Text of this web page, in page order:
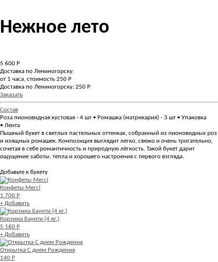
Нежное лето
5 600 Р
Доставка по Лениногорску:
от 1 часа, стоимость 250 Р
Доставка по Лениногорску: 250 Р
Заказать
Состав
Роза пионовидная кустовая - 4 шт • Ромашка (матрикария) - 3 шт • Упаковка
• Лента
Пышный букет в светлых пастельных оттенках, собранный из пионовидных роз
и изящных ромашек. Композиция выглядит легко, свежо и очень трогательно,
сочетая в себе романтичность и природную лёгкость. Такой букет дарит
ощущение заботы, тепла и хорошего настроения с первого взгляда.
Добавьте к букету
Конфеты Merci
1 700 Р
+ Добавить
Корзина Баунти (4 кг.)
5 160 Р
+ Добавить
Открытка С днем Рождения
140 Р